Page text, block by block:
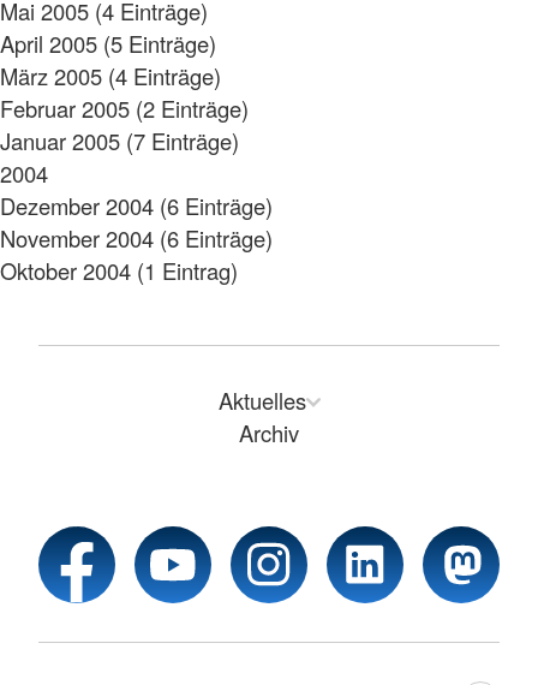
Mai 2005 (4 Einträge)
April 2005 (5 Einträge)
März 2005 (4 Einträge)
Februar 2005 (2 Einträge)
Januar 2005 (7 Einträge)
2004
Dezember 2004 (6 Einträge)
November 2004 (6 Einträge)
Oktober 2004 (1 Eintrag)
Aktuelles
Archiv